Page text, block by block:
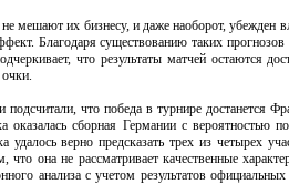
мешают их бизнесу, и даже наоборот, убежден
Благодаря существованию таких
что результаты матчей остаются
что победа в турнире достанется
оказалась сборная Германии с вероятностью
верно предсказать трех из четырех
она не рассматривает качественные
анализа с учетом результатов